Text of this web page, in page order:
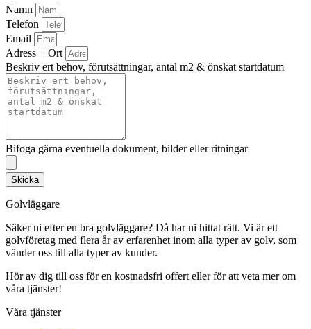
Namn
Telefon
Email
Adress + Ort
Beskriv ert behov, förutsättningar, antal m2 & önskat startdatum
Bifoga gärna eventuella dokument, bilder eller ritningar
Skicka
Golvläggare
Säker ni efter en bra golvläggare? Då har ni hittat rätt. Vi är ett
golvföretag med flera år av erfarenhet inom alla typer av golv, som
vänder oss till alla typer av kunder.
Hör av dig till oss för en kostnadsfri offert eller för att veta mer om
våra tjänster!
Våra tjänster